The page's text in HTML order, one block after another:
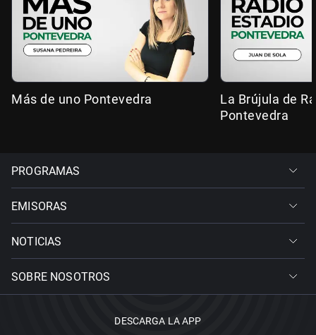
Más de uno Pontevedra
La Brújula de
Pontevedra
PROGRAMAS
EMISORAS
NOTICIAS
SOBRE NOSOTROS
DESCARGA LA APP